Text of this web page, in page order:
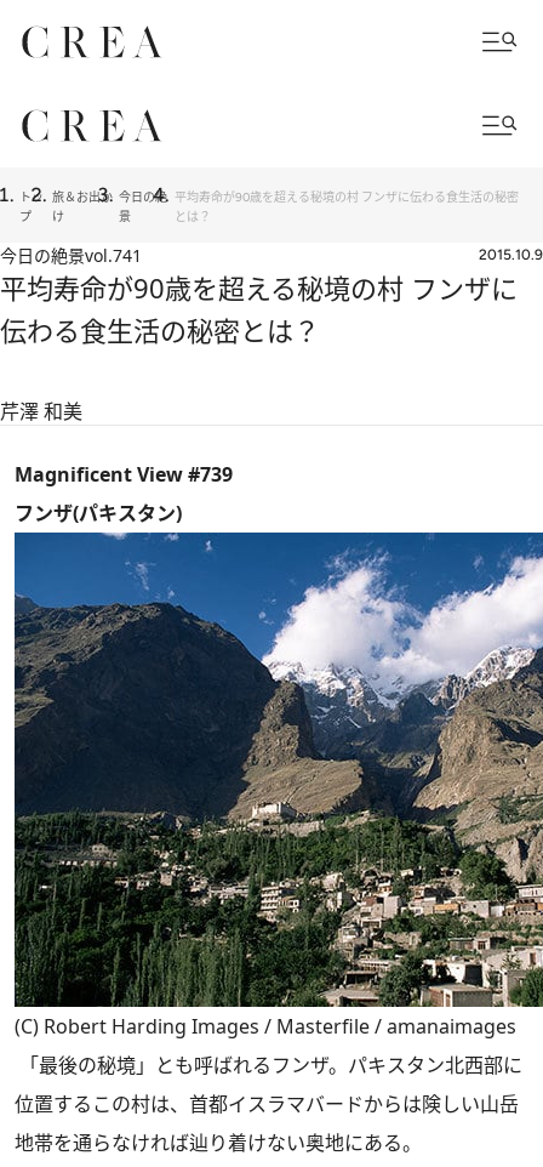
トッ
プ
旅＆お出か
け
今日の絶
景
平均寿命が90歳を超える秘境の村 フンザに伝わる食生活の秘密
とは？
今日の絶景vol.741 2015.10.9
平均寿命が90歳を超える秘境の村 フンザに
伝わる食生活の秘密とは？
芹澤 和美
Magnificent View #739
フンザ(パキスタン)
(C) Robert Harding Images / Masterfile / amanaimages
「最後の秘境」とも呼ばれるフンザ。パキスタン北西部に
位置するこの村は、首都イスラマバードからは険しい山岳
地帯を通らなければ辿り着けない奥地にある。